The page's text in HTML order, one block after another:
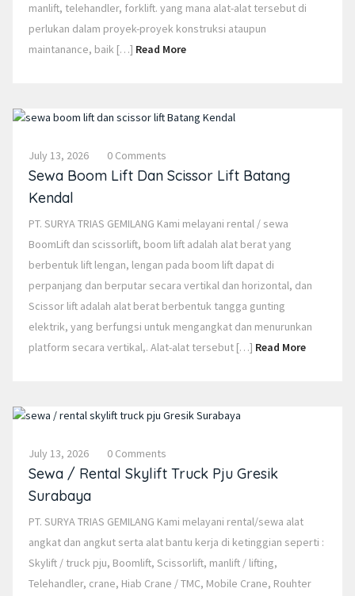
manlift, telehandler, forklift. yang mana alat-alat tersebut di
perlukan dalam proyek-proyek konstruksi ataupun
maintanance, baik […] Read More
July 13, 2026 0 Comments
Sewa Boom Lift Dan Scissor Lift Batang
Kendal
PT. SURYA TRIAS GEMILANG Kami melayani rental / sewa
BoomLift dan scissorlift, boom lift adalah alat berat yang
berbentuk lift lengan, lengan pada boom lift dapat di
perpanjang dan berputar secara vertikal dan horizontal, dan
Scissor lift adalah alat berat berbentuk tangga gunting
elektrik, yang berfungsi untuk mengangkat dan menurunkan
platform secara vertikal,. Alat-alat tersebut […] Read More
July 13, 2026 0 Comments
Sewa / Rental Skylift Truck Pju Gresik
Surabaya
PT. SURYA TRIAS GEMILANG Kami melayani rental/sewa alat
angkat dan angkut serta alat bantu kerja di ketinggian seperti :
Skylift / truck pju, Boomlift, Scissorlift, manlift / lifting,
Telehandler, crane, Hiab Crane / TMC, Mobile Crane, Rouhter